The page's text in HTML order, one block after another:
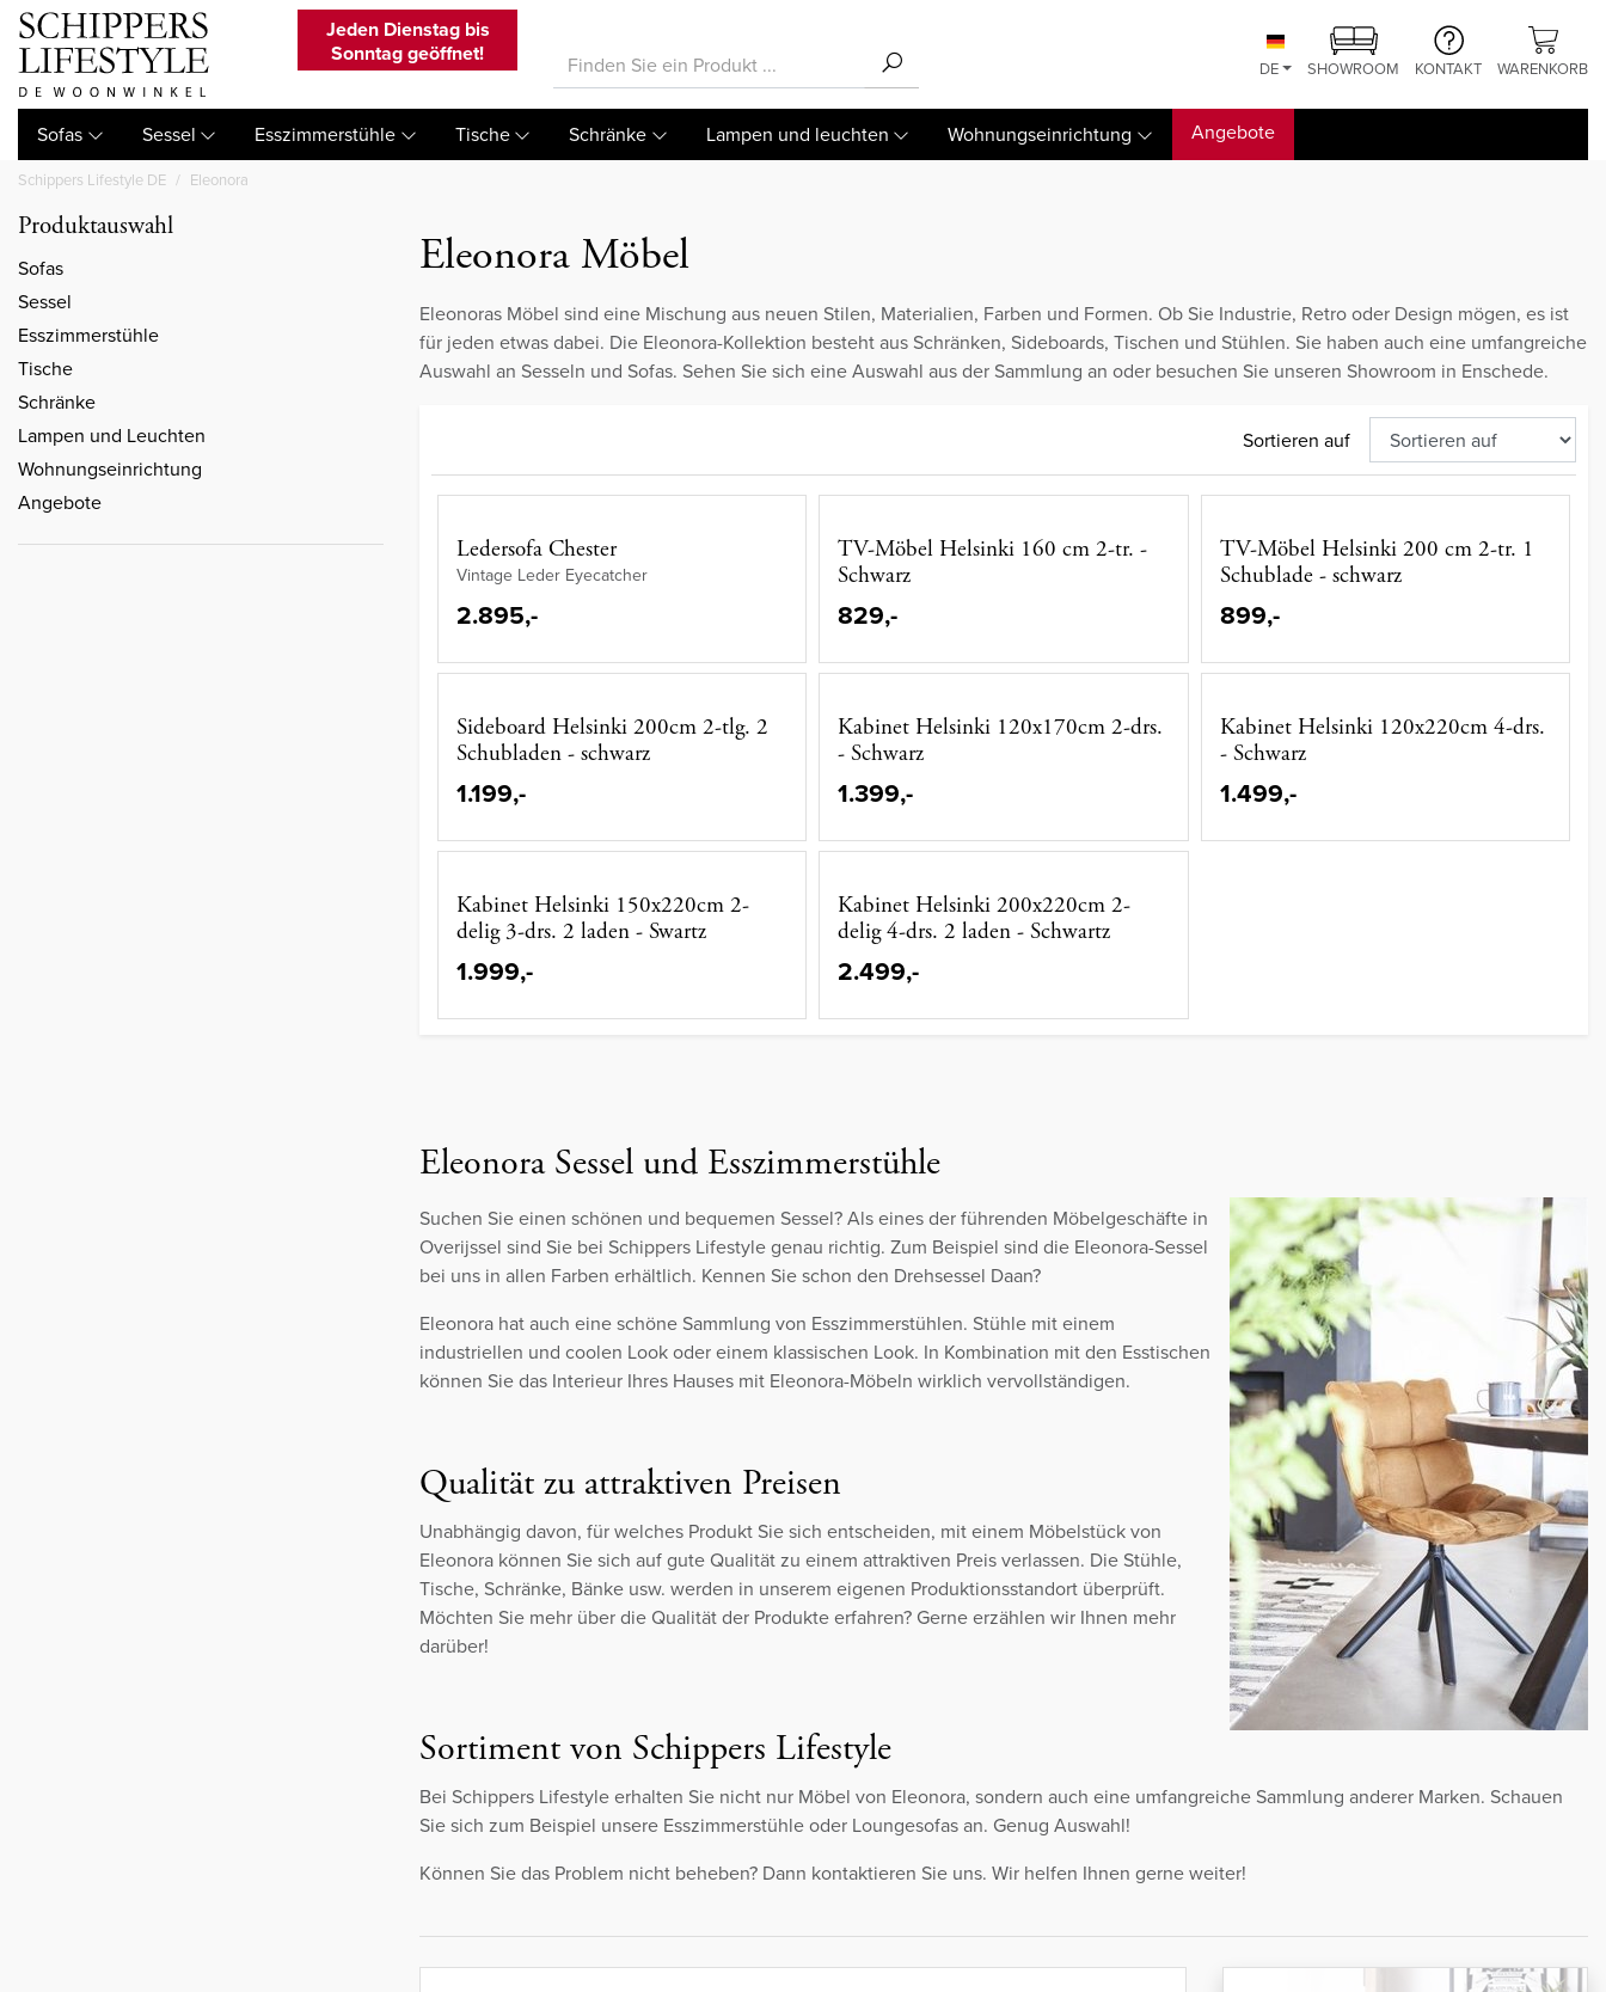
Jeden Dienstag bis
Sonntag geöffnet!
DE SHOWROOM KONTAKT WARENKORB
Sofas Sessel Esszimmerstühle Tische Schränke Lampen und leuchten Wohnungseinrichtung Angebote
Schippers Lifestyle DE Eleonora
Produktauswahl
Sofas
Sessel
Esszimmerstühle
Tische
Schränke
Lampen und Leuchten
Wohnungseinrichtung
Angebote
Eleonora Möbel
Eleonoras Möbel sind eine Mischung aus neuen Stilen, Materialien, Farben und Formen. Ob Sie Industrie, Retro oder Design mögen, es ist
für jeden etwas dabei. Die Eleonora-Kollektion besteht aus Schränken, Sideboards, Tischen und Stühlen. Sie haben auch eine umfangreiche
Auswahl an Sesseln und Sofas. Sehen Sie sich eine Auswahl aus der Sammlung an oder besuchen Sie unseren Showroom in Enschede.
Sortieren auf
Ledersofa Chester
Vintage Leder Eyecatcher
2.895,-
TV-Möbel Helsinki 160 cm 2-tr. -
Schwarz
829,-
TV-Möbel Helsinki 200 cm 2-tr. 1
Schublade - schwarz
899,-
Sideboard Helsinki 200cm 2-tlg. 2
Schubladen - schwarz
1.199,-
Kabinet Helsinki 120x170cm 2-drs.
- Schwarz
1.399,-
Kabinet Helsinki 120x220cm 4-drs.
- Schwarz
1.499,-
Kabinet Helsinki 150x220cm 2-
delig 3-drs. 2 laden - Swartz
1.999,-
Kabinet Helsinki 200x220cm 2-
delig 4-drs. 2 laden - Schwartz
2.499,-
Eleonora Sessel und Esszimmerstühle
Suchen Sie einen schönen und bequemen Sessel? Als eines der führenden Möbelgeschäfte in
Overijssel sind Sie bei Schippers Lifestyle genau richtig. Zum Beispiel sind die Eleonora-Sessel
bei uns in allen Farben erhältlich. Kennen Sie schon den Drehsessel Daan?
Eleonora hat auch eine schöne Sammlung von Esszimmerstühlen. Stühle mit einem
industriellen und coolen Look oder einem klassischen Look. In Kombination mit den Esstischen
können Sie das Interieur Ihres Hauses mit Eleonora-Möbeln wirklich vervollständigen.
Qualität zu attraktiven Preisen
Unabhängig davon, für welches Produkt Sie sich entscheiden, mit einem Möbelstück von
Eleonora können Sie sich auf gute Qualität zu einem attraktiven Preis verlassen. Die Stühle,
Tische, Schränke, Bänke usw. werden in unserem eigenen Produktionsstandort überprüft.
Möchten Sie mehr über die Qualität der Produkte erfahren? Gerne erzählen wir Ihnen mehr
darüber!
Sortiment von Schippers Lifestyle
Bei Schippers Lifestyle erhalten Sie nicht nur Möbel von Eleonora, sondern auch eine umfangreiche Sammlung anderer Marken. Schauen
Sie sich zum Beispiel unsere Esszimmerstühle oder Loungesofas an. Genug Auswahl!
Können Sie das Problem nicht beheben? Dann kontaktieren Sie uns. Wir helfen Ihnen gerne weiter!